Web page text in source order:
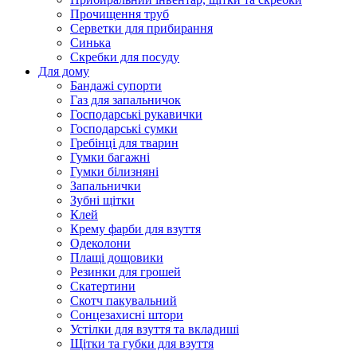
Прочищення труб
Серветки для прибирання
Синька
Скребки для посуду
Для дому
Бандажі супорти
Газ для запальничок
Господарські рукавички
Господарські сумки
Гребінці для тварин
Гумки багажні
Гумки білизняні
Запальнички
Зубні щітки
Клей
Крему фарби для взуття
Одеколони
Плащі дощовики
Резинки для грошей
Скатертини
Скотч пакувальний
Сонцезахисні штори
Устілки для взуття та вкладиші
Щітки та губки для взуття